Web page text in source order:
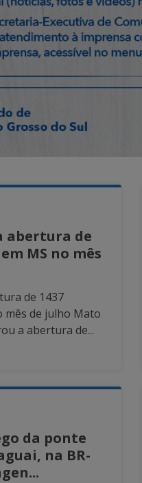
abertura de
MS no mês
de 1437
mês de julho Mato
a abertura de...
da ponte
na BR-